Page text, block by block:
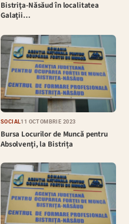
Bistriţa-Năsăud în localitatea
Galaţii…
SOCIAL11 OCTOMBRIE 2023
Bursa Locurilor de Muncă pentru
Absolvenţi, la Bistrița